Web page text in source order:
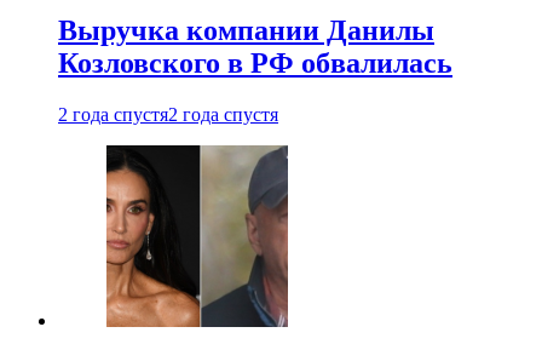
Выручка компании Данилы
Козловского в РФ обвалилась
2 года спустя2 года спустя